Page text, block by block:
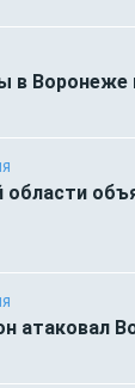
в Воронеже
атаковал